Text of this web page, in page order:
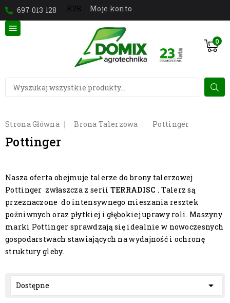
697 013 128 B2B Moje konto
0

Strona Główna Brona Talerzowa Pottinger
Pottinger
Nasza oferta obejmuje talerze do brony talerzowej
Pottinger zwłaszcza z serii TERRADISC .Talerz są
przeznaczone do intensywnego mieszania resztek
pożniwnych oraz płytkiej i głębokiej uprawy roli. Maszyny
marki Pottinger sprawdzają się idealnie w nowoczesnych
gospodarstwach stawiających na wydajność i ochronę
struktury gleby.
Dostępne 